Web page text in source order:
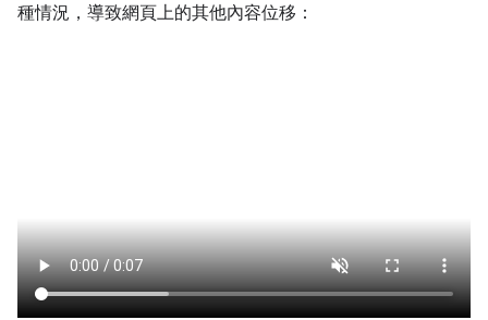
種情況，導致網頁上的其他內容位移：